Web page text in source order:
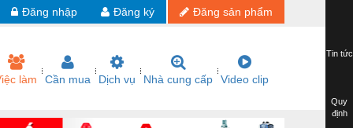
Đăng sản phẩm
Đăng ký
Đăng nhập
làm Cần mua Dịch vụ Nhà cung cấp Video clip
Tin tức
Quy
định